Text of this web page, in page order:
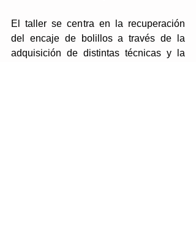
El taller se centra en la recuperación
del encaje de bolillos a través de la
adquisición de distintas técnicas y la